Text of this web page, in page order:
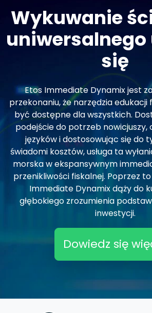
Wykuwanie
uniwersalnego
się
Etos Immediate Dynamix jest
przekonaniu, że narzędzia edukacji
być dostępne dla wszystkich.
podejście do potrzeb nowicjuszy,
języków i dostosowując się do
świadomi kosztów, usługa ta
morska w ekspansywnym
przenikliwości fiskalnej. Poprzez
Immediate Dynamix dąży do
głębokiego zrozumienia
inwestycji.
Dowiedz się